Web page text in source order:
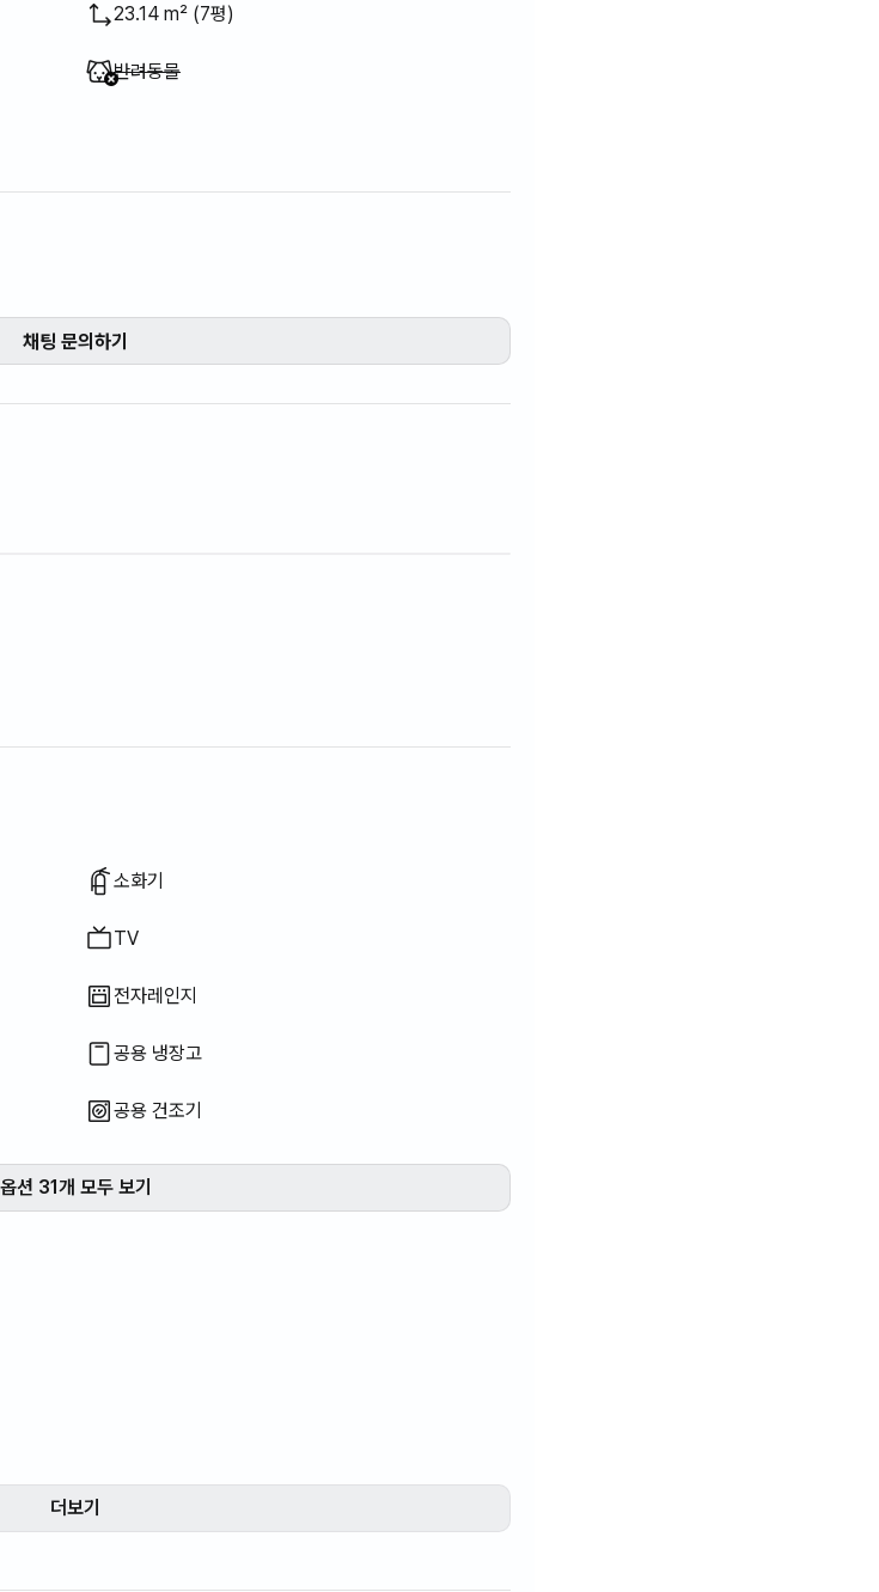
23.14 m² (7평)
이용 불가
반려동물
채팅 문의하기
소화기
TV
전자레인지
공용 냉장고
공용 건조기
옵션 31개 모두 보기
더보기